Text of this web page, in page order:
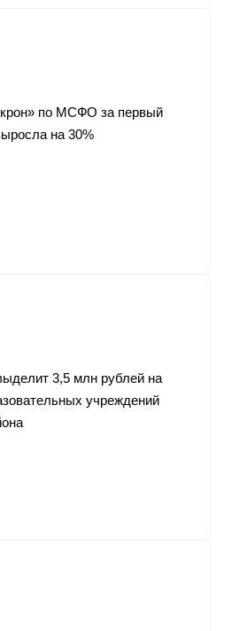
по МСФО за первый
на 30%
3,5 млн рублей на
учреждений